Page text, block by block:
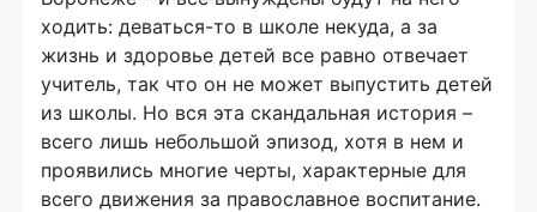
ходить: деваться-то в школе некуда, а за
жизнь и здоровье детей все равно отвечает
учитель, так что он не может выпустить детей
из школы. Но вся эта скандальная история –
всего лишь небольшой эпизод, хотя в нем и
проявились многие черты, характерные для
всего движения за православное воспитание.